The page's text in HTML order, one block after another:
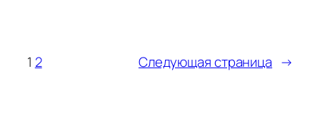
1 2 Следующая страница →